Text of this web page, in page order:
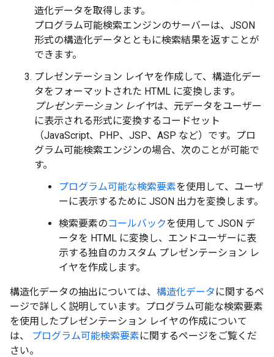
造化データを取得します。
プログラム可能検索エンジンのサーバーは、JSON
形式の構造化データとともに検索結果を返すことが
できます。
プレゼンテーション レイヤを作成して、構造化デー
タをフォーマットされた HTML に変換します。
プレゼンテーション レイヤは、元データをユーザー
に表示される形式に変換するコードセット
（JavaScript、PHP、JSP、ASP など）です。プロ
グラム可能検索エンジンの場合、次のことが可能で
す。
プログラム可能な検索要素を使用して、ユーザ
ーに表示するために JSON 出力を変換します。
検索要素のコールバックを使用して JSON デ
ータを HTML に変換し、エンドユーザーに表
示する独自のカスタム プレゼンテーション レ
イヤを作成します。
構造化データの抽出については、 構造化データ に関するペ
ージで詳しく説明しています。プログラム可能な検索要素
を使用したプレゼンテーション レイヤの作成について
は、
プログラム可能検索要素に関するページをご覧くだ
さい。